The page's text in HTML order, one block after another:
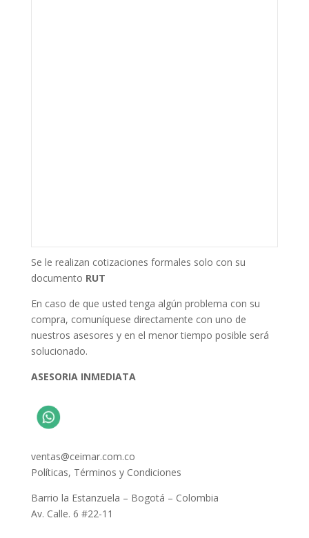
Se le realizan cotizaciones formales solo con su
documento RUT
En caso de que usted tenga algún problema con su
compra, comuníquese directamente con uno de
nuestros asesores y en el menor tiempo posible será
solucionado.
ASESORIA INMEDIATA
ventas@ceimar.com.co
Políticas, Términos y Condiciones
Barrio la Estanzuela – Bogotá – Colombia
Av. Calle. 6 #22-11